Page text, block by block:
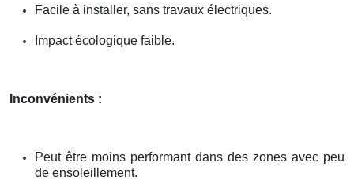
Facile à installer, sans travaux électriques.
Impact écologique faible.
Inconvénients :
Peut être moins performant dans des zones avec peu
de ensoleillement.